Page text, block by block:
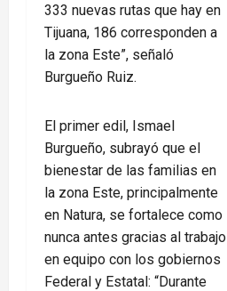
333 nuevas rutas que hay en
Tijuana, 186 corresponden a
la zona Este”, señaló
Burgueño Ruiz.
El primer edil, Ismael
Burgueño, subrayó que el
bienestar de las familias en
la zona Este, principalmente
en Natura, se fortalece como
nunca antes gracias al trabajo
en equipo con los gobiernos
Federal y Estatal: “Durante